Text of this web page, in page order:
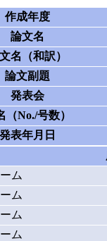
作成年度
論文名
名（和訳）
論文副題
発表会
（No./号数）
発表年月日
ム
ム
ム
ム